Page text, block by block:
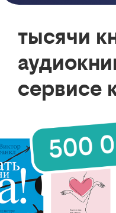
тысячи
сервисе